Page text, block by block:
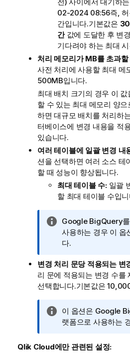
02-2024 08:56즉, 허
간입니다.기본값은 30
간값에 도달한 후 변
기다려야 하는 최대
처리 메모리가 MB를 초과
사전 처리에 사용할 최대 메
500MB입니다.
최대 배치 크기의 경우 이
할 수 있는 최대 메모리 양
하면 대규모 배치를 처리하
터베이스에 변경 내용을 적
있습니다.
여러 테이블에 일괄 변경 내
션을 선택하면 여러 소스 테
할 때 성능이 향상됩니다.
최대 테이블 수:일괄
할 최대 테이블 수입
정
보
메
Google BigQuery
사용하는 경우 이 옵
다.
변경 처리 문당 적용되는 변
리 문에 적용되는 변경 수를
선택합니다.기본값은
정
보
모
이 옵션은 Google
랫폼으로 사용하는
Qlik Cloud에만 관련된 설정: